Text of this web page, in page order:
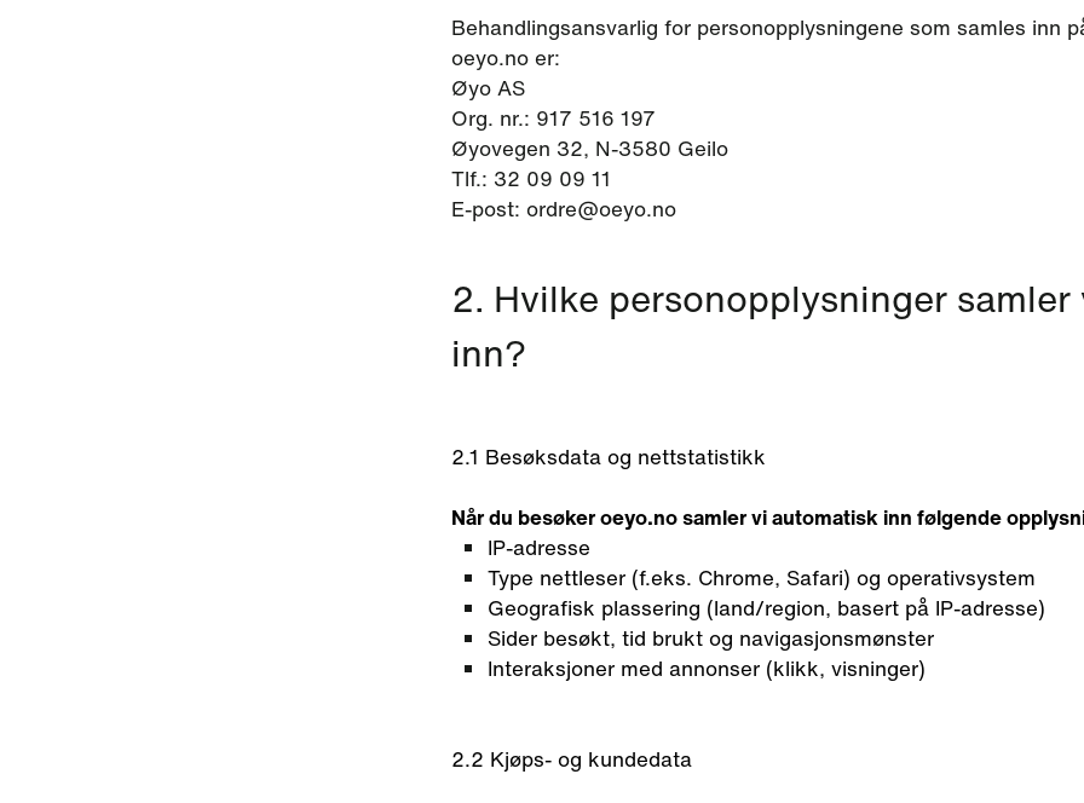
Behandlingsansvarlig for personopplysningene som samles inn
oeyo.no er:
Øyo AS
Org. nr.: 917 516 197
Øyovegen 32, N-3580 Geilo
Tlf.: 32 09 09 11
E-post: ordre@oeyo.no
2. Hvilke personopplysninger samler
inn?
2.1 Besøksdata og nettstatistikk
Når du besøker oeyo.no samler vi automatisk inn følgende
IP-adresse
Type nettleser (f.eks. Chrome, Safari) og operativsystem
Geografisk plassering (land/region, basert på IP-adresse)
Sider besøkt, tid brukt og navigasjonsmønster
Interaksjoner med annonser (klikk, visninger)
2.2 Kjøps- og kundedata